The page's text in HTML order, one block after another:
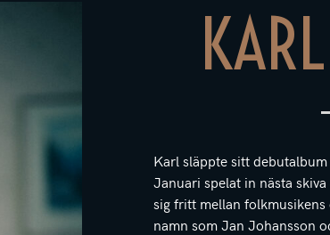
Karl släppte sitt
Januari spelat in nästa
sig fritt mellan folkmusikens
namn som Jan Johansson